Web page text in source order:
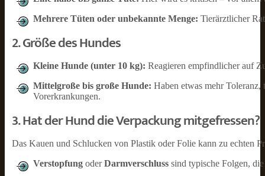
Mehrere Tüten oder unbekannte Menge: Tierärztlicher
2. Größe des Hundes
Kleine Hunde (unter 10 kg): Reagieren empfindlicher auf
Mittelgroße bis große Hunde: Haben etwas mehr
Vorerkrankungen.
3. Hat der Hund die Verpackung mitgefressen?
Das Kauen und Schlucken von Plastik oder Folie kann zu echten
Verstopfung oderDarmverschluss sind typische Folgen,